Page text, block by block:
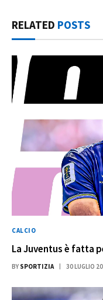
RELATED POSTS
CALCIO
La Juventus è fatta
BY SPORTIZIA 30 LUGLIO